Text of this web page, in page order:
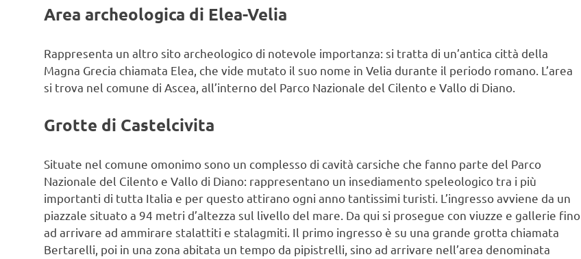
Area archeologica di Elea-Velia
Rappresenta un altro sito archeologico di notevole importanza: si tratta di un’antica città della
Magna Grecia chiamata Elea, che vide mutato il suo nome in Velia durante il periodo romano. L’area
si trova nel comune di Ascea, all’interno del Parco Nazionale del Cilento e Vallo di Diano.
Grotte di Castelcivita
Situate nel comune omonimo sono un complesso di cavità carsiche che fanno parte del Parco
Nazionale del Cilento e Vallo di Diano: rappresentano un insediamento speleologico tra i più
importanti di tutta Italia e per questo attirano ogni anno tantissimi turisti. L’ingresso avviene da un
piazzale situato a 94 metri d’altezza sul livello del mare. Da qui si prosegue con viuzze e gallerie fino
ad arrivare ad ammirare stalattiti e stalagmiti. Il primo ingresso è su una grande grotta chiamata
Bertarelli, poi in una zona abitata un tempo da pipistrelli, sino ad arrivare nell’area denominata